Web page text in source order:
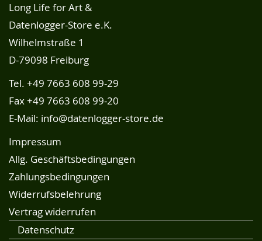
Long Life for Art &
Datenlogger-Store e.K.
Wilhelmstraße 1
D-79098 Freiburg
Tel. +49 7663 608 99-29
Fax +49 7663 608 99-20
E-Mail: info@datenlogger-store.de
Impressum
Allg. Geschäftsbedingungen
Zahlungsbedingungen
Widerrufsbelehrung
Vertrag widerrufen
Datenschutz